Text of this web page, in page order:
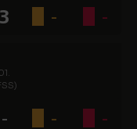
3 - -
- - -